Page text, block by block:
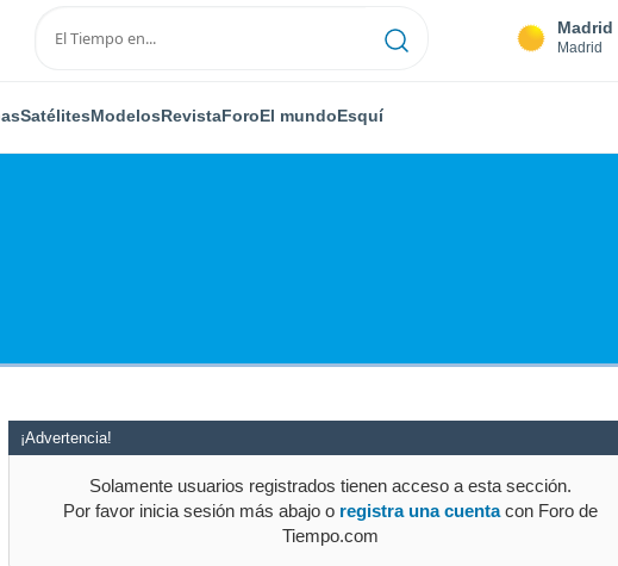
Madrid
Madrid
SatélitesModelosRevistaForoEl mundoEsquí
¡Advertencia!
Solamente usuarios registrados tienen acceso a esta sección.
Por favor inicia sesión más abajo o registra una cuentacon Foro de
Tiempo.com